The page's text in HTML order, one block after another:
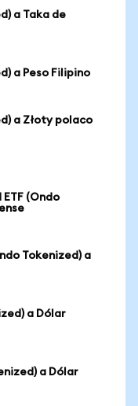
a Taka de
a Peso Filipino
a Złoty polaco
ETF (Ondo
Tokenized) a
a Dólar
a Dólar